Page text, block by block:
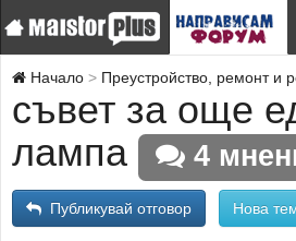
Начало Преустройство, ремонт и
съвет за още
лампа
4
Публикувай отговор Нова